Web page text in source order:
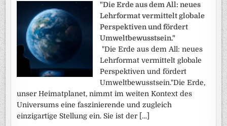
"Die Erde aus dem All: neues
Lehrformat vermittelt globale
Perspektiven und fördert
Umweltbewusstsein."
"Die Erde aus dem All: neues
Lehrformat vermittelt globale
Perspektiven und fördert
Umweltbewusstsein."Die Erde,
unser Heimatplanet, nimmt im weiten Kontext des
Universums eine faszinierende und zugleich
einzigartige Stellung ein. Sie ist der […]